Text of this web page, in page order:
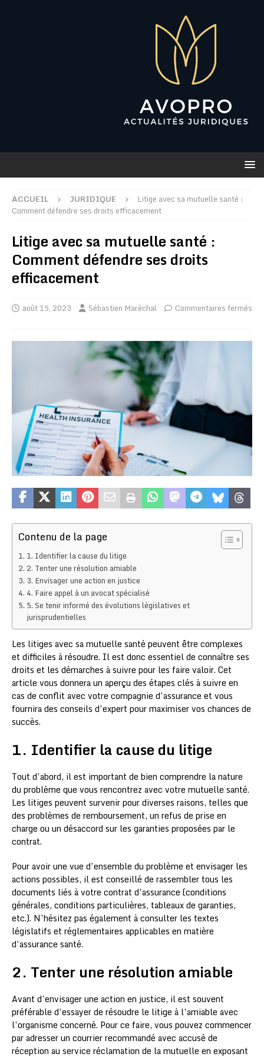
ACCUEIL JURIDIQUE
Litige avec sa mutuelle santé :
Comment défendre ses droits efficacement
Litige avec sa mutuelle santé :
Comment défendre ses droits
efficacement
août 15, 2023 Sébastien Maréchal Commentaires fermés
Contenu de la page
1. Identifier la cause du litige
2. Tenter une résolution amiable
3. Envisager une action en justice
4. Faire appel à un avocat spécialisé
5. Se tenir informé des évolutions législatives et
jurisprudentielles
Les litiges avec sa mutuelle santé peuvent être complexes
et difficiles à résoudre. Il est donc essentiel de connaître ses
droits et les démarches à suivre pour les faire valoir. Cet
article vous donnera un aperçu des étapes clés à suivre en
cas de conflit avec votre compagnie d’assurance et vous
fournira des conseils d’expert pour maximiser vos chances de
succès.
1. Identifier la cause du litige
Tout d’abord, il est important de bien comprendre la nature
du problème que vous rencontrez avec votre mutuelle santé.
Les litiges peuvent survenir pour diverses raisons, telles que
des problèmes de remboursement, un refus de prise en
charge ou un désaccord sur les garanties proposées par le
contrat.
Pour avoir une vue d’ensemble du problème et envisager les
actions possibles, il est conseillé de rassembler tous les
documents liés à votre contrat d’assurance (conditions
générales, conditions particulières, tableaux de garanties,
etc.). N’hésitez pas également à consulter les textes
législatifs et réglementaires applicables en matière
d’assurance santé.
2. Tenter une résolution amiable
Avant d’envisager une action en justice, il est souvent
préférable d’essayer de résoudre le litige à l’amiable avec
l’organisme concerné. Pour ce faire, vous pouvez commencer
par adresser un courrier recommandé avec accusé de
réception au service réclamation de la mutuelle en exposant